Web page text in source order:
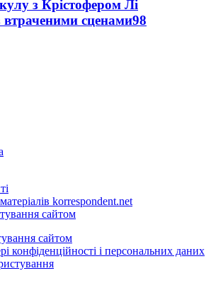
з Крістофером Лі
втраченими сценами98
korrespondent.net
сайтом
сайтом
конфіденційності і персональних даних